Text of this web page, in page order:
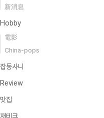
新消息
Hobby
電影
China-pops
잡동사니
Review
맛집
재테크